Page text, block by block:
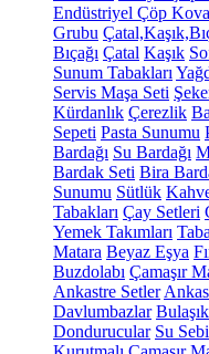
Endüstriyel Çöp
Grubu
Bıçağı Çatal Kaşık
Sunum Tabakları
Servis Maşa Seti
Kürdanlık Çerezlik
Sepeti Pasta Sunumu
Bardağı Su Bardağı
Bardak Seti Bira
Sunumu Sütlük
Tabakları Çay Setleri
Yemek Takımları
Matara Beyaz Eşya
Buzdolabı Çamaşır
Ankastre Setler
Davlumbazlar
Dondurucular Su